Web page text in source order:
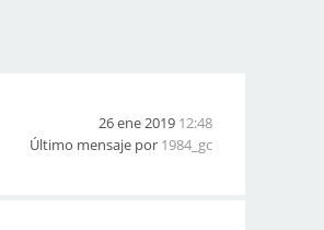
26 ene 2019 12:48
Último mensaje por 1984_gc